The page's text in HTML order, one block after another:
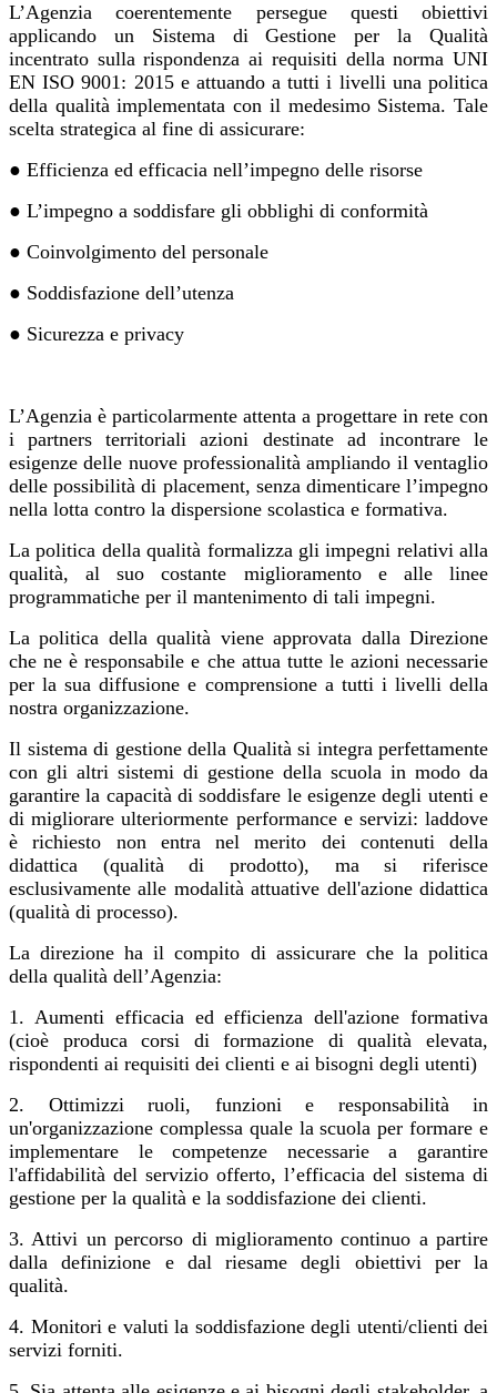
L’Agenzia coerentemente persegue questi obiettivi
applicando un Sistema di Gestione per la Qualità
incentrato sulla rispondenza ai requisiti della norma UNI
EN ISO 9001: 2015 e attuando a tutti i livelli una politica
della qualità implementata con il medesimo Sistema. Tale
scelta strategica al fine di assicurare:
● Efficienza ed efficacia nell’impegno delle risorse
● L’impegno a soddisfare gli obblighi di conformità
● Coinvolgimento del personale
● Soddisfazione dell’utenza
● Sicurezza e privacy
L’Agenzia è particolarmente attenta a progettare in rete con
i partners territoriali azioni destinate ad incontrare le
esigenze delle nuove professionalità ampliando il ventaglio
delle possibilità di placement, senza dimenticare l’impegno
nella lotta contro la dispersione scolastica e formativa.
La politica della qualità formalizza gli impegni relativi alla
qualità, al suo costante miglioramento e alle linee
programmatiche per il mantenimento di tali impegni.
La politica della qualità viene approvata dalla Direzione
che ne è responsabile e che attua tutte le azioni necessarie
per la sua diffusione e comprensione a tutti i livelli della
nostra organizzazione.
Il sistema di gestione della Qualità si integra perfettamente
con gli altri sistemi di gestione della scuola in modo da
garantire la capacità di soddisfare le esigenze degli utenti e
di migliorare ulteriormente performance e servizi: laddove
è richiesto non entra nel merito dei contenuti della
didattica (qualità di prodotto), ma si riferisce
esclusivamente alle modalità attuative dell'azione didattica
(qualità di processo).
La direzione ha il compito di assicurare che la politica
della qualità dell’Agenzia:
1. Aumenti efficacia ed efficienza dell'azione formativa
(cioè produca corsi di formazione di qualità elevata,
rispondenti ai requisiti dei clienti e ai bisogni degli utenti)
2. Ottimizzi ruoli, funzioni e responsabilità in
un'organizzazione complessa quale la scuola per formare e
implementare le competenze necessarie a garantire
l'affidabilità del servizio offerto, l’efficacia del sistema di
gestione per la qualità e la soddisfazione dei clienti.
3. Attivi un percorso di miglioramento continuo a partire
dalla definizione e dal riesame degli obiettivi per la
qualità.
4. Monitori e valuti la soddisfazione degli utenti/clienti dei
servizi forniti.